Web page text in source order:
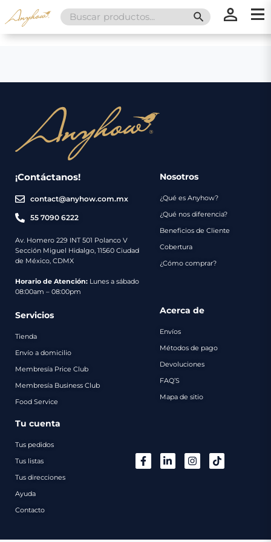
Search
for:
SEARCH
¡Contáctanos!
contact@anyhow.com.mx
55 7090 6222
Av. Homero 229 INT 501 Polanco V
Sección Miguel Hidalgo, 11560 Ciudad
de México, CDMX
Horario de Atención: Lunes a sábado
08:00am – 08:00pm
Nosotros
¿Qué es Anyhow?
¿Qué nos diferencia?
Beneficios de Cliente
Cobertura
¿Cómo comprar?
Servicios
Tienda
Envío a domicilio
Membresía Price Club
Membresía Business Club
Food Service
Acerca de
Envíos
Métodos de pago
Devoluciones
FAQ’S
Mapa de sitio
Tu cuenta
Tus pedidos
Tus listas
Tus direcciones
Ayuda
Contacto
Nosotros
Servicios
Envíos
Métodos
de
Catálogo
Regalos
Contacto